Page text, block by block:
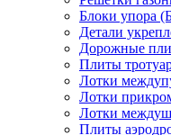
Блоки упора
Детали
Дорожные
Плиты
Лотки
Лотки
Лотки
Плиты